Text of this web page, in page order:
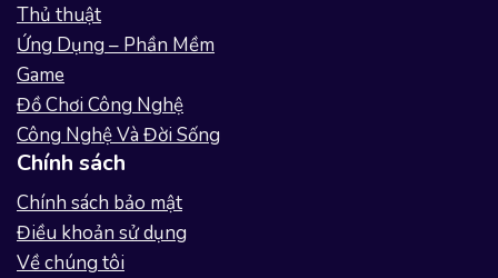
Thủ thuật
Ứng Dụng – Phần Mềm
Game
Đồ Chơi Công Nghệ
Công Nghệ Và Đời Sống
Chính sách
Chính sách bảo mật
Điều khoản sử dụng
Về chúng tôi